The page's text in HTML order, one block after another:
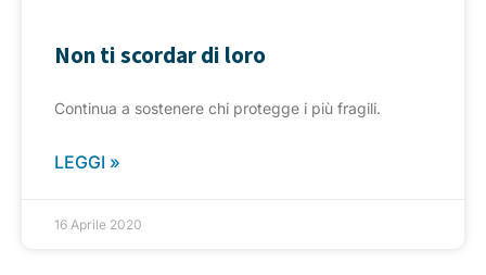
Non ti scordar di loro
Continua a sostenere chi protegge i più fragili.
LEGGI »
16 Aprile 2020